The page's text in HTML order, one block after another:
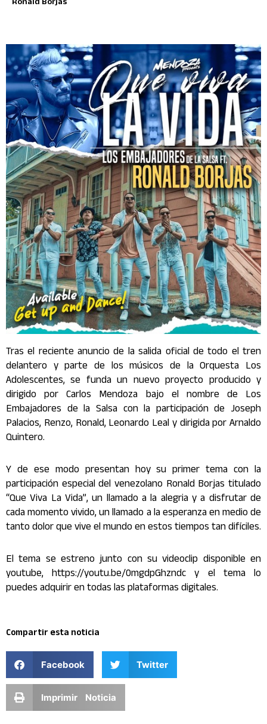
Tras el reciente anuncio de la salida oficial de todo el tren
delantero y parte de los músicos de la Orquesta Los
Adolescentes, se funda un nuevo proyecto producido y
dirigido por Carlos Mendoza bajo el nombre de Los
Embajadores de la Salsa con la participación de Joseph
Palacios, Renzo, Ronald, Leonardo Leal y dirigida por Arnaldo
Quintero.
Y de ese modo presentan hoy su primer tema con la
participación especial del venezolano Ronald Borjas titulado
“Que Viva La Vida”, un llamado a la alegria y a disfrutar de
cada momento vivido, un llamado a la esperanza en medio de
tanto dolor que vive el mundo en estos tiempos tan difíciles.
El tema se estreno junto con su videoclip disponible en
youtube, https://youtu.be/0mgdpGhzndc y el tema lo
puedes adquirir en todas las plataformas digitales.
Compartir esta noticia
Facebook Twitter
Imprimir Noticia